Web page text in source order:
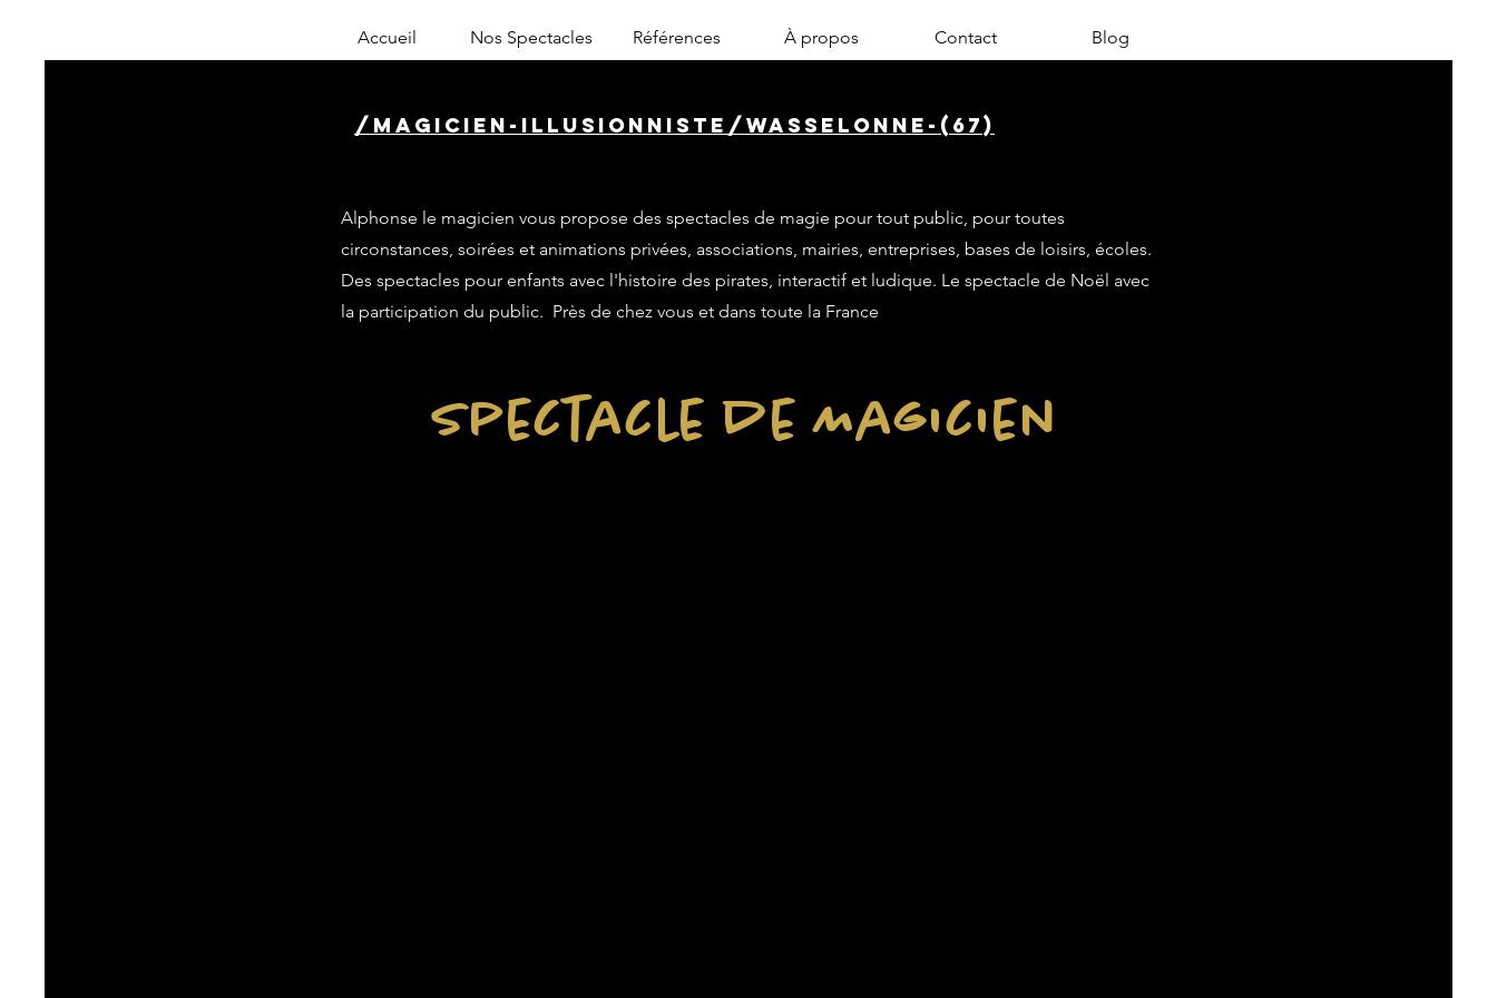
Accueil Nos Spectacles Références À propos Contact Blog
/magicien-illusionniste/wasselonne-(67)
Alphonse le magicien vous propose des spectacles de magie pour tout public, pour toutes
circonstances, soirées et animations privées, associations, mairies, entreprises, bases de loisirs, écoles.
Des spectacles pour enfants avec l'histoire des pirates, interactif et ludique. Le spectacle de Noël avec
la participation du public. Près de chez vous et dans toute la France
Spectacle de Magicien